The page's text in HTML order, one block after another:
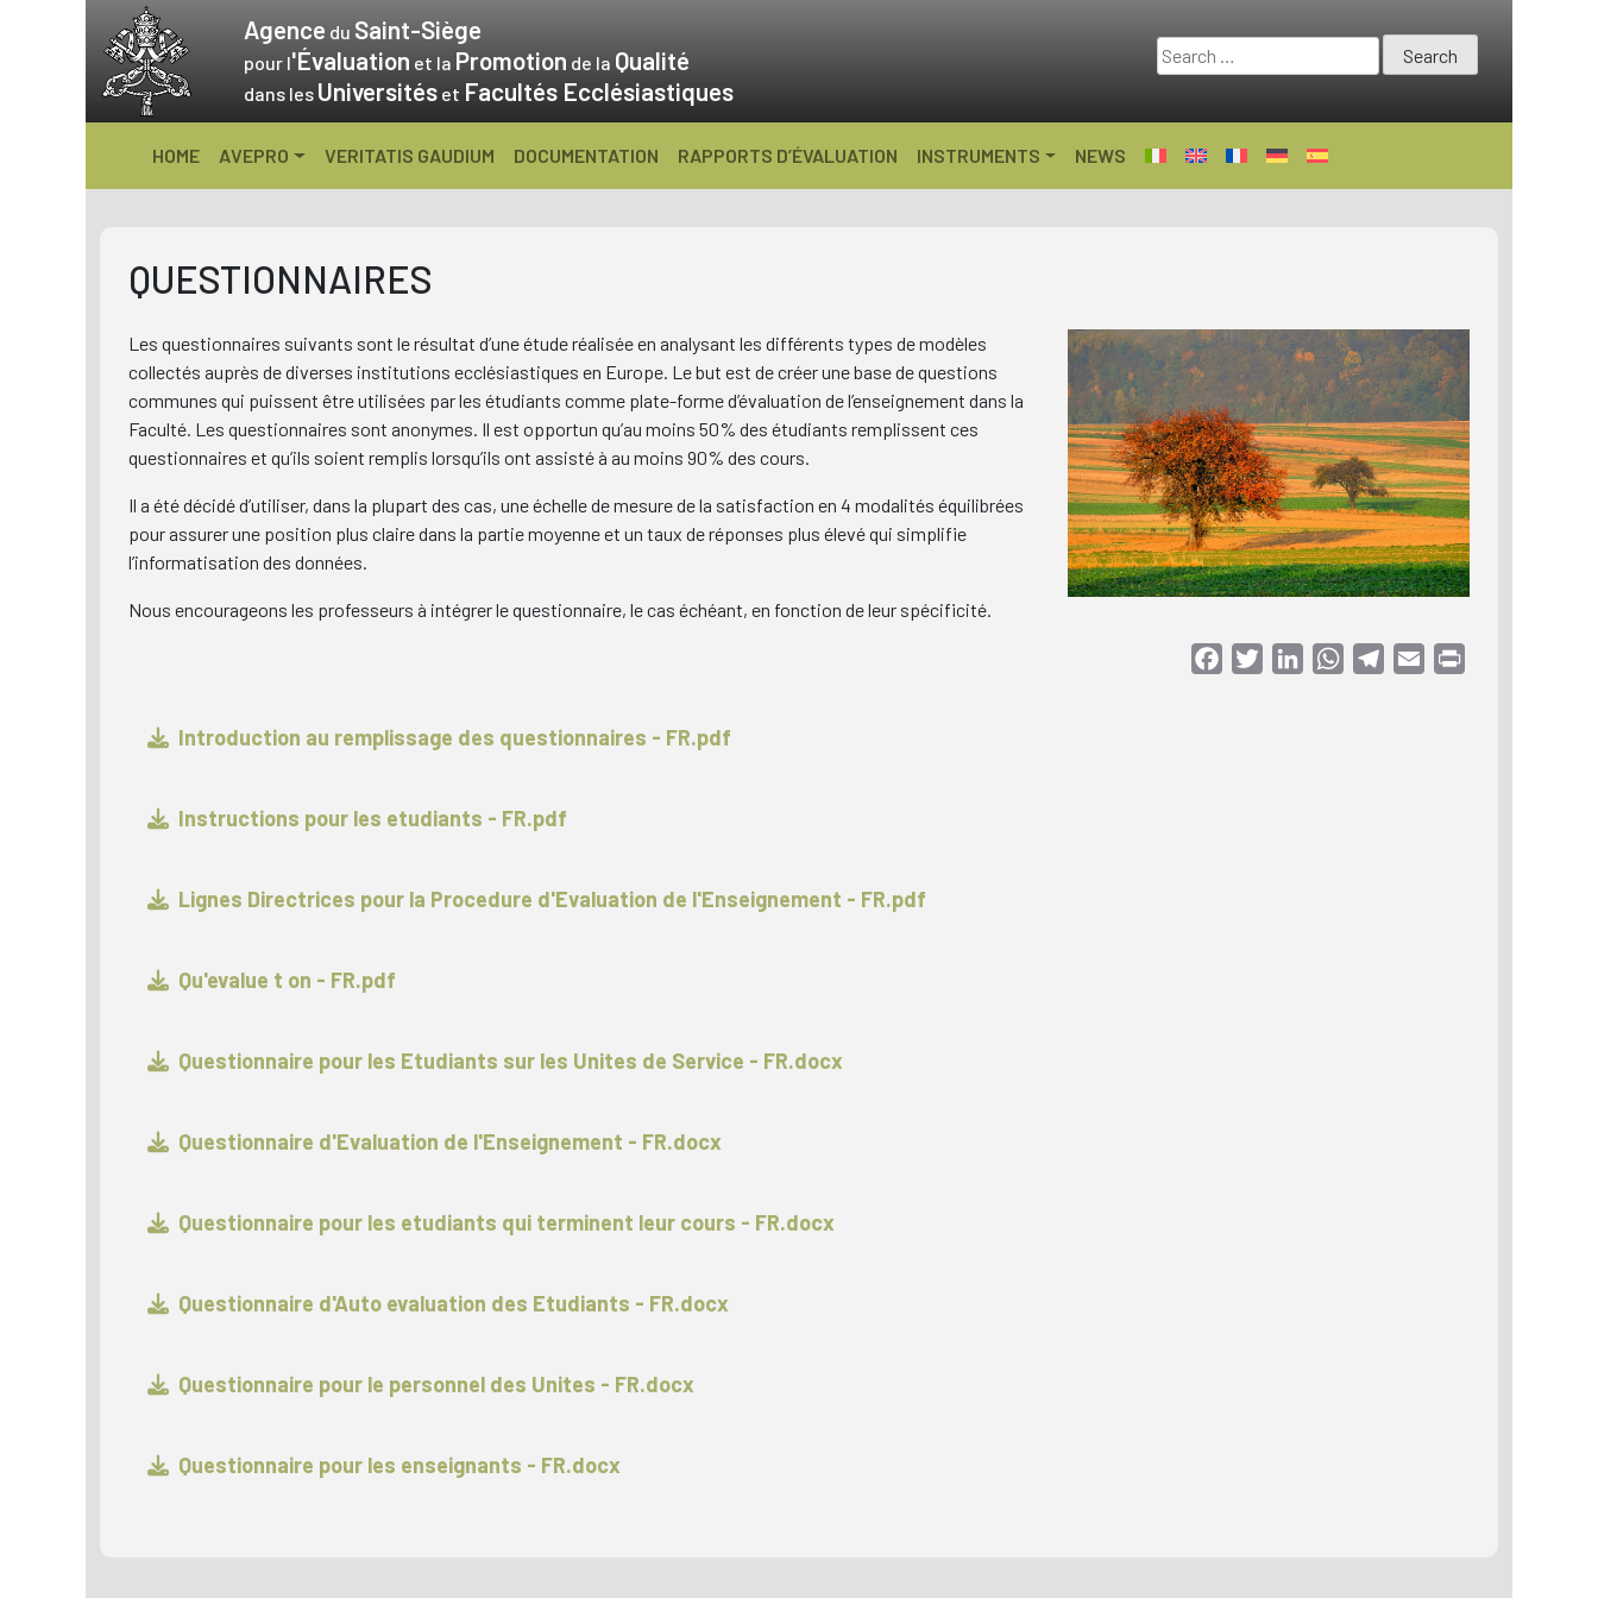
content
Agence du Saint-Siège
pour l'Évaluation et la Promotion de la Qualité
dans les Universités et Facultés Ecclésiastiques
Search
for:
HOME AVEPRO VERITATIS GAUDIUM DOCUMENTATION RAPPORTS D’ÉVALUATION INSTRUMENTS NEWS
QUESTIONNAIRES
Les questionnaires suivants sont le résultat d’une étude réalisée en analysant les différents types de modèles
collectés auprès de diverses institutions ecclésiastiques en Europe. Le but est de créer une base de questions
communes qui puissent être utilisées par les étudiants comme plate-forme d’évaluation de l’enseignement dans la
Faculté. Les questionnaires sont anonymes. Il est opportun qu’au moins 50% des étudiants remplissent ces
questionnaires et qu’ils soient remplis lorsqu’ils ont assisté à au moins 90% des cours.
Il a été décidé d’utiliser, dans la plupart des cas, une échelle de mesure de la satisfaction en 4 modalités équilibrées
pour assurer une position plus claire dans la partie moyenne et un taux de réponses plus élevé qui simplifie
l’informatisation des données.
Nous encourageons les professeurs à intégrer le questionnaire, le cas échéant, en fonction de leur spécificité.
FacebookTwitterLinkedInWhatsAppTelegram
Email
Introduction au remplissage des questionnaires - FR.pdf
Instructions pour les etudiants - FR.pdf
Lignes Directrices pour la Procedure d'Evaluation de l'Enseignement - FR.pdf
Qu'evalue t on - FR.pdf
Questionnaire pour les Etudiants sur les Unites de Service - FR.docx
Questionnaire d'Evaluation de l'Enseignement - FR.docx
Questionnaire pour les etudiants qui terminent leur cours - FR.docx
Questionnaire d'Auto evaluation des Etudiants - FR.docx
Questionnaire pour le personnel des Unites - FR.docx
Questionnaire pour les enseignants - FR.docx